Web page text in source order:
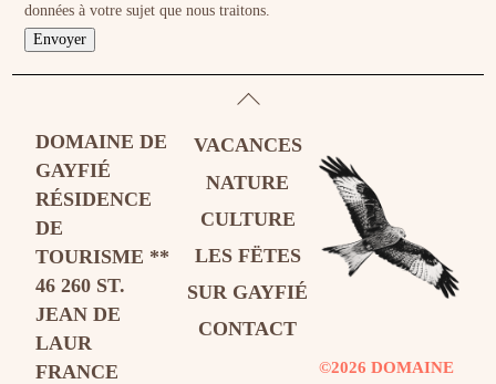
données à votre sujet que nous traitons.
BACK
TOP
DOMAINE DE
GAYFIÉ
RÉSIDENCE
DE
TOURISME **
46 260 ST.
JEAN DE
LAUR
FRANCE
VACANCES
NATURE
CULTURE
LES FËTES
SUR GAYFIÉ
CONTACT
©2026 DOMAINE